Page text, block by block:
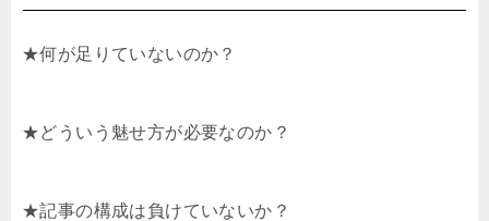
★何が足りていないのか？
★どういう魅せ方が必要なのか？
★記事の構成は負けていないか？